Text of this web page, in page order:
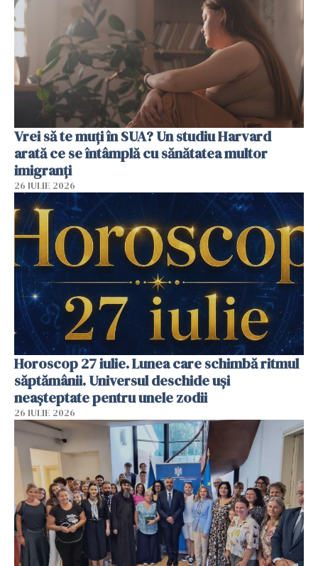
Vrei să te muți în SUA? Un studiu Harvard
arată ce se întâmplă cu sănătatea multor
imigranți
26 IULIE 2026
Horoscop 27 iulie. Lunea care schimbă ritmul
săptămânii. Universul deschide uși
neașteptate pentru unele zodii
26 IULIE 2026